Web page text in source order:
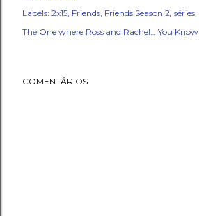
Labels: 2x15 Friends Friends Season 2 séries
The One where Ross and Rachel… You Know
COMENTÁRIOS